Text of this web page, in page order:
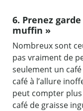
6. Prenez
muffin »
Nombreux sont
pas vraiment de
seulement un
café à l’allure
peut compter
café de graisse